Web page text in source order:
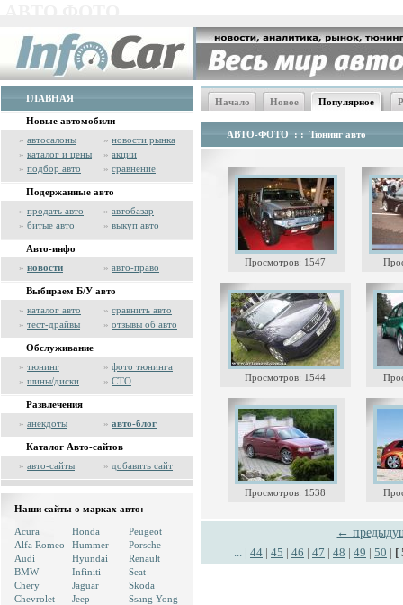
ГЛАВНАЯ
Новые автомобили
» автосалоны » новости рынка
» каталог и цены » акции
» подбор авто » сравнение
Подержанные авто
» продать авто » автобазар
» битые авто » выкуп авто
Авто-инфо
» новости » авто-право
Выбираем Б/У авто
» каталог авто » сравнить авто
» тест-драйвы » отзывы об авто
Обслуживание
» тюнинг » фото тюнинга
» шины/диски » СТО
Развлечения
» анекдоты » авто-блог
Каталог Авто-сайтов
» авто-сайты » добавить сайт
Наши сайты о марках авто:
Acura
Alfa Romeo
Audi
BMW
Chery
Chevrolet
Honda
Hummer
Hyundai
Infiniti
Jaguar
Jeep
Peugeot
Porsche
Renault
Seat
Skoda
Ssang Yong
Начало Новое Популярное
АВТО-ФОТО : : Тюнинг авто
Просмотров: 1547
Просмотров: 1544
Просмотров: 1538
←
... | 44 | 45 | 46 | 47 | 48 | 49 | 50 | [